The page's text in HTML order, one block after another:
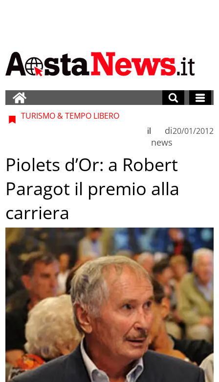
TURISMO & TEMPO LIBERO
di
news
il 20/01/2012
Piolets d’Or: a Robert
Paragot il premio alla
carriera